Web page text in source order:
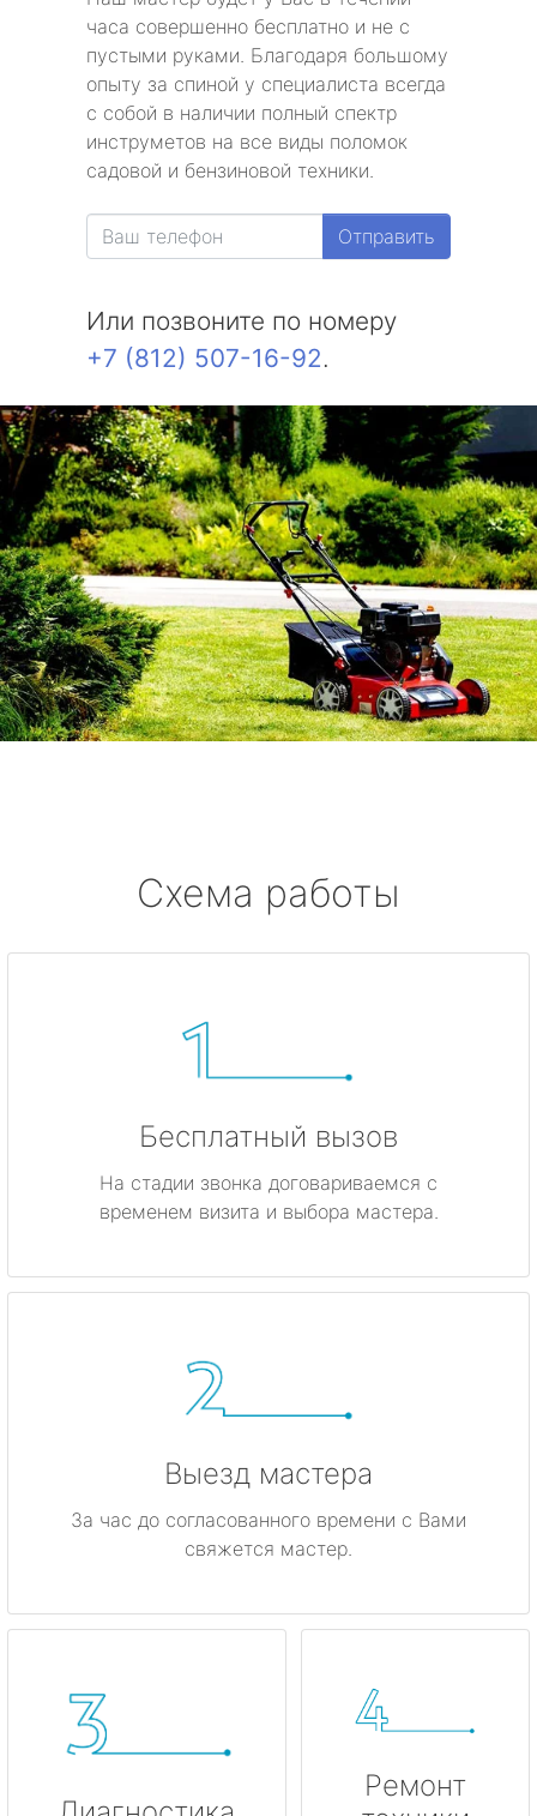
часа совершенно бесплатно и не с
пустыми руками. Благодаря большому
опыту за спиной у специалиста всегда
с собой в наличии полный спектр
инструметов на все виды поломок
садовой и бензиновой техники.
Отправить
Или позвоните по номеру
+7 (812) 507-16-92.
Схема работы
Бесплатный вызов
На стадии звонка договариваемся с
временем визита и выбора мастера.
Выезд мастера
За час до согласованного времени с Вами
свяжется мастер.
Ремонт